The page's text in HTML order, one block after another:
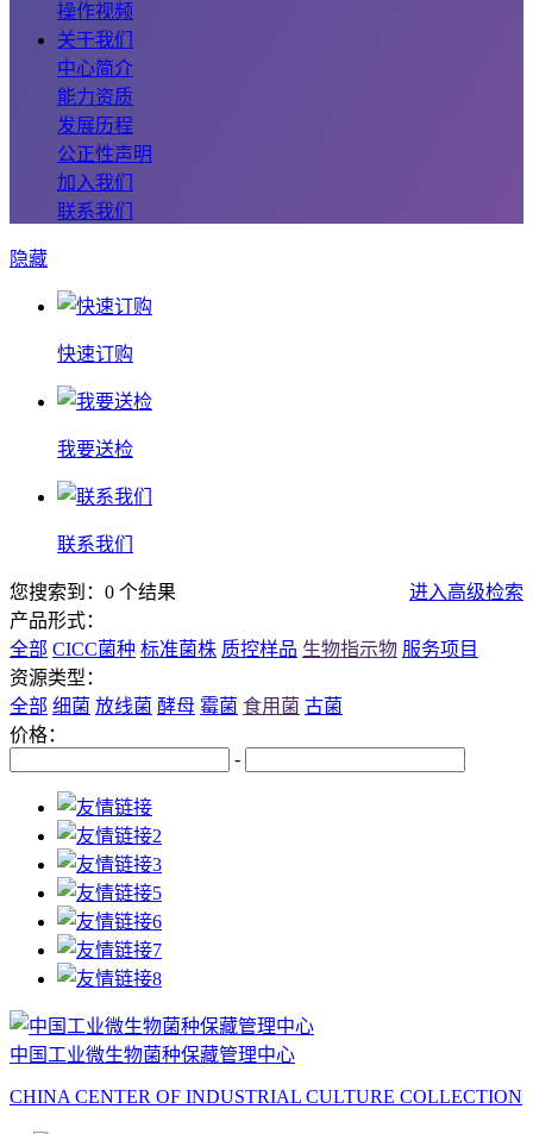
操作视频
关于我们
中心简介
能力资质
发展历程
公正性声明
加入我们
联系我们
隐藏
快速订购
我要送检
联系我们
您搜索到：0 个结果
进入高级检索
产品形式：
全部 CICC菌种 标准菌株 质控样品 生物指示物 服务项目
资源类型：
全部 细菌 放线菌 酵母 霉菌 食用菌 古菌
价格：
-
中国工业微生物菌种保藏管理中心
CHINA CENTER OF INDUSTRIAL CULTURE COLLECTION